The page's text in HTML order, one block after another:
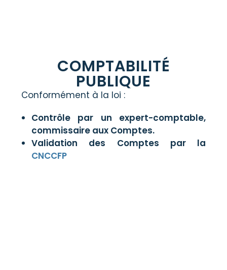
COMPTABILITÉ
PUBLIQUE
Conformément à la loi :
Contrôle par un expert-comptable,
commissaire aux Comptes.
Validation des Comptes par la
CNCCFP